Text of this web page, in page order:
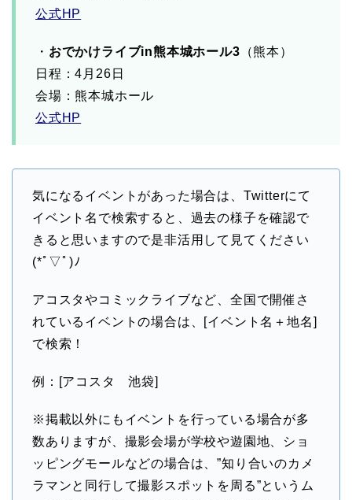
公式HP
・ おでかけライブin熊本城ホール3 （熊本）
日程：4月26日
会場：熊本城ホール
公式HP
気になるイベントがあった場合は、Twitterにて
イベント名で検索すると、過去の様子を確認で
きると思いますので是非活用して見てください
(*ﾟ▽ﾟ)ﾉ
アコスタやコミックライブなど、全国で開催さ
れているイベントの場合は、[イベント名＋地名]
で検索！
例：[アコスタ 池袋]
※掲載以外にもイベントを行っている場合が多
数ありますが、撮影会場が学校や遊園地、ショ
ッピングモールなどの場合は、”知り合いのカメ
ラマンと同行して撮影スポットを周る”というム